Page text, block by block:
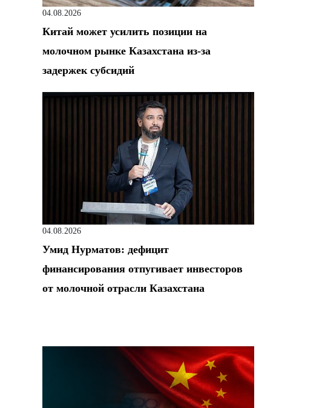
04.08.2026
Китай может усилить позиции на
молочном рынке Казахстана из-за
задержек субсидий
04.08.2026
Умид Нурматов: дефицит
финансирования отпугивает инвесторов
от молочной отрасли Казахстана